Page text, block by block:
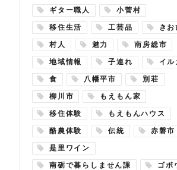
ギター職人 小菅村
移住生活 工芸品 きお
村人 魅力 南房総市
地域情報 子連れ イル
食 八幡平市 別荘
柳川市 もえもん家
移住体験 もえもんハウス
酪農体験 伝統 赤磐市
是里ワイン
南砺で暮らしません課 ゴボ